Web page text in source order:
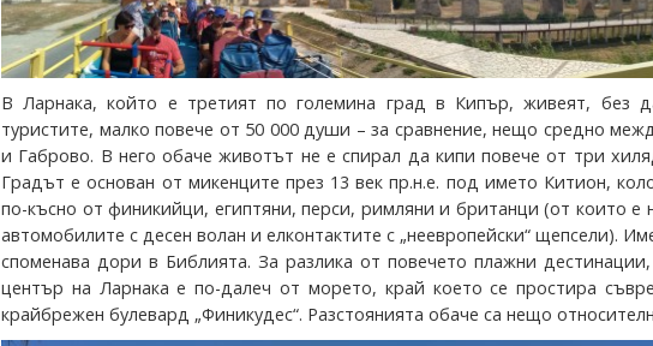
В Ларнака, който е третият по големина град в Кипър, живеят, без
туристите, малко повече от 50 000 души – за сравнение, нещо средно
и Габрово. В него обаче животът не е спирал да кипи повече от три
Градът е основан от микенците през 13 век пр.н.е. под името Китион,
по-късно от финикийци, египтяни, перси, римляни и британци (от които е
автомобилите с десен волан и елконтактите с „неевропейски“ щепсели).
споменава дори в Библията. За разлика от повечето плажни дестинации,
център на Ларнака е по-далеч от морето, край което се простира
крайбрежен булевард „Финикудес“. Разстоянията обаче са нещо